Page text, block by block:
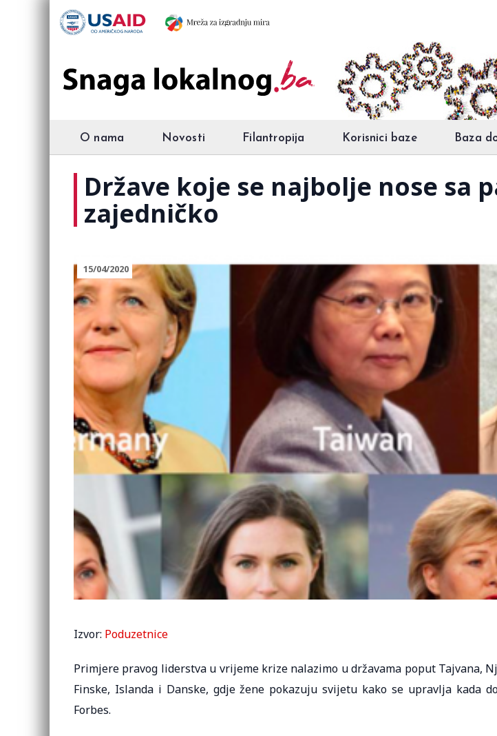
O nama Novosti Filantropija Korisnici baze Baza
Države koje se najbolje nose sa
zajedničko
15/04/2020
Izvor: Poduzetnice
Primjere pravog liderstva u vrijeme krize nalazimo u državama poput Tajvana,
Finske, Islanda i Danske, gdje žene pokazuju svijetu kako se upravlja kada
Forbes.